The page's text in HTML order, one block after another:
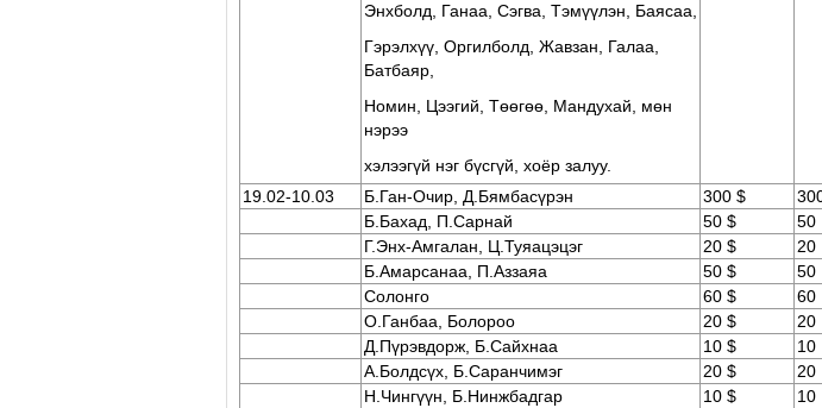
Энхболд, Ганаа, Сэгва, Тэмүүлэн, Баясаа,
Гэрэлхүү, Оргилболд, Жавзан, Галаа,
Батбаяр,
Номин, Цээгий, Төөгөө, Мандухай, мөн
нэрээ
хэлээгүй нэг бүсгүй, хоёр залуу.
19.02-10.03 Б.Ган-Очир, Д.Бямбасүрэн 300 $
Б.Бахад, П.Сарнай
50 $
50
Г.Энх-Амгалан, Ц.Туяацэцэг
20 $
20
Б.Амарсанаа, П.Аззаяа
50 $
50
Солонго
60 $
60
О.Ганбаа, Болороо
20 $
20
Д.Пүрэвдорж, Б.Сайхнаа
10 $
10
А.Болдсүх, Б.Саранчимэг
20 $
20
Н.Чингүүн, Б.Нинжбадгар
10 $ 10